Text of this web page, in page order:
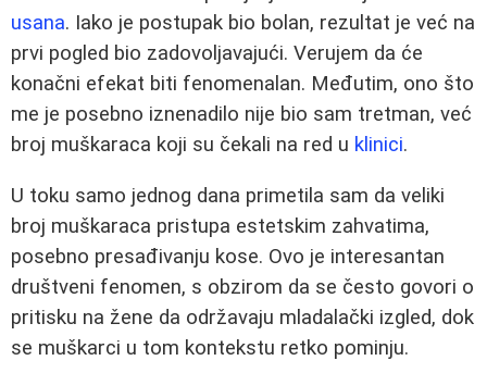
usana. Iako je postupak bio bolan, rezultat je već na
prvi pogled bio zadovoljavajući. Verujem da će
konačni efekat biti fenomenalan. Međutim, ono što
me je posebno iznenadilo nije bio sam tretman, već
broj muškaraca koji su čekali na red u klinici.
U toku samo jednog dana primetila sam da veliki
broj muškaraca pristupa estetskim zahvatima,
posebno presađivanju kose. Ovo je interesantan
društveni fenomen, s obzirom da se često govori o
pritisku na žene da održavaju mladalački izgled, dok
se muškarci u tom kontekstu retko pominju.